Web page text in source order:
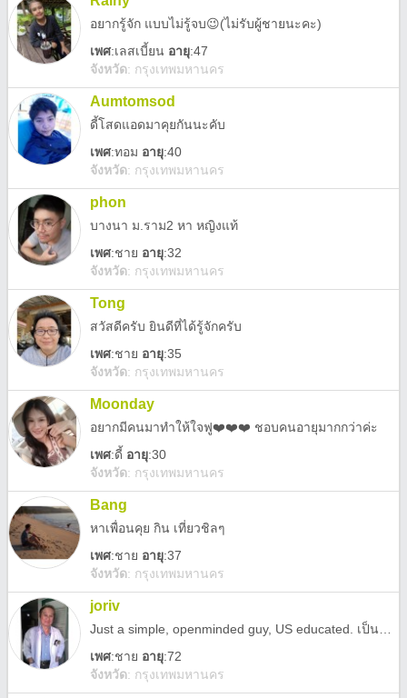
อยากรู้จัก แบบไม่รู้จบ😉(ไม่รับผู้ชายนะคะ)
เพศ:เลสเบี้ยน อายุ:47
จังหวัด: กรุงเทพมหานคร
Aumtomsod
ดี้โสดแอดมาคุยกันนะคับ
เพศ:ทอม อายุ:40
จังหวัด: กรุงเทพมหานคร
phon
บางนา ม.ราม2 หา หญิงแท้
เพศ:ชาย อายุ:32
จังหวัด: กรุงเทพมหานคร
Tong
สวัสดีครับ ยินดีที่ได้รู้จักครับ
เพศ:ชาย อายุ:35
จังหวัด: กรุงเทพมหานคร
Moonday
อยากมีคนมาทำให้ใจฟู❤️❤️❤️ ชอบคนอายุมากกว่าค่ะ
เพศ:ดี้ อายุ:30
จังหวัด: กรุงเทพมหานคร
Bang
หาเพื่อนคุย กิน เที่ยวชิลๆ
เพศ:ชาย อายุ:37
จังหวัด: กรุงเทพมหานคร
joriv
เพศ:ชาย อายุ:72
จังหวัด: กรุงเทพมหานคร